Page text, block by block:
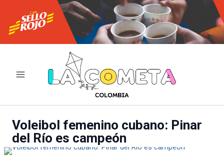
contenido
Voleibol femenino cubano: Pinar
del Río es campeón